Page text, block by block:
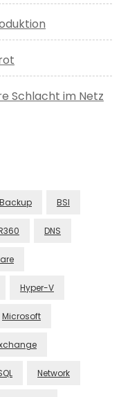
Schlacht im Netz
Backup BSI
DNS
Hyper-V
Microsoft
Network